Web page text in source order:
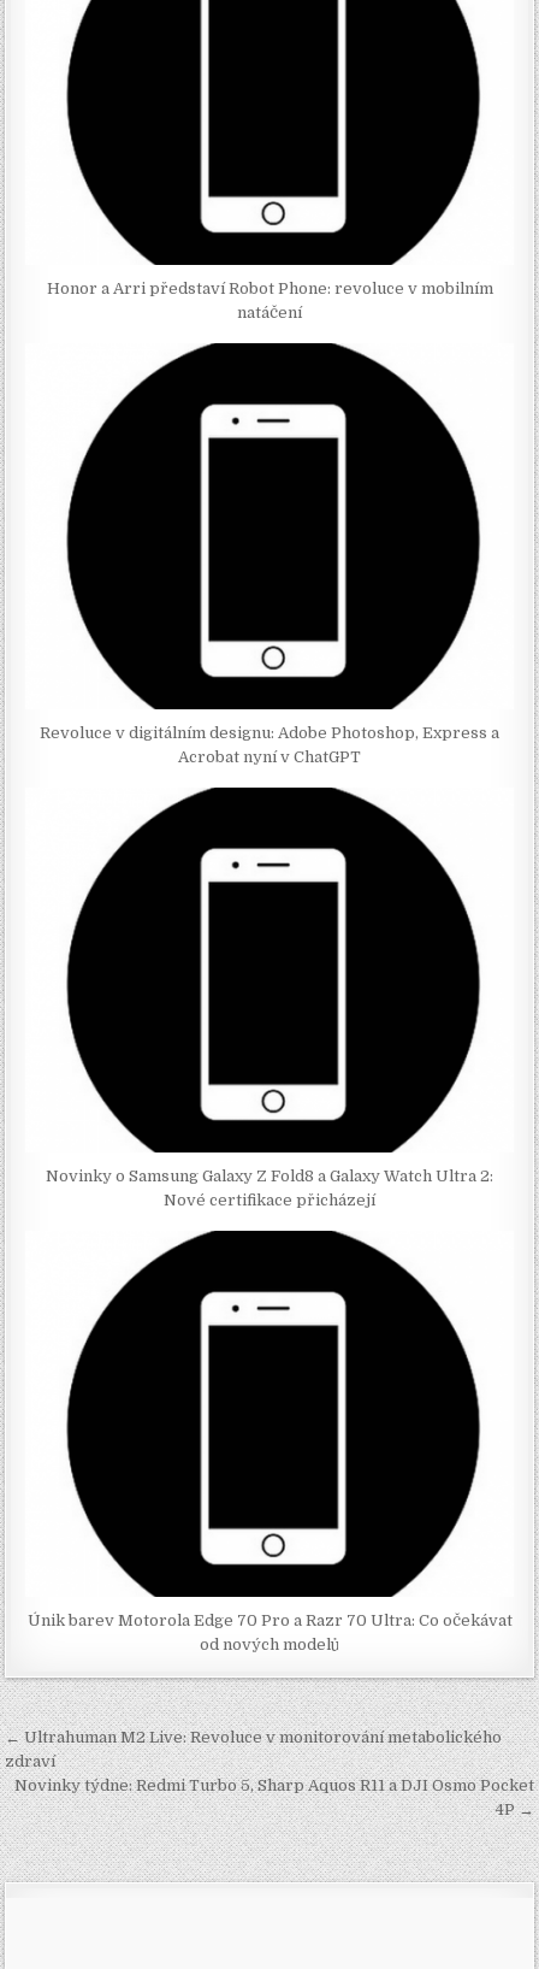
Honor a Arri představí Robot Phone: revoluce v mobilním
natáčení
Revoluce v digitálním designu: Adobe Photoshop, Express a
Acrobat nyní v ChatGPT
Novinky o Samsung Galaxy Z Fold8 a Galaxy Watch Ultra 2:
Nové certifikace přicházejí
Únik barev Motorola Edge 70 Pro a Razr 70 Ultra: Co očekávat
od nových modelů
Navigace
pro
příspěvek
← Ultrahuman M2 Live: Revoluce v monitorování metabolického
zdraví
Novinky týdne: Redmi Turbo 5, Sharp Aquos R11 a DJI Osmo Pocket
4P →